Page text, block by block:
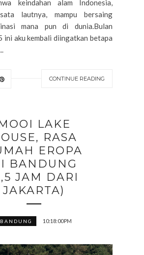
keindahan alam Indonesia,
lautnya, mampu bersaing
mana pun di dunia.Bulan
aku kembali diingatkan betapa
CONTINUE READING
LAKE
RASA
EROPA
BANDUNG
JAM DARI
JAKARTA)
BANDUNG 10:18:00 PM